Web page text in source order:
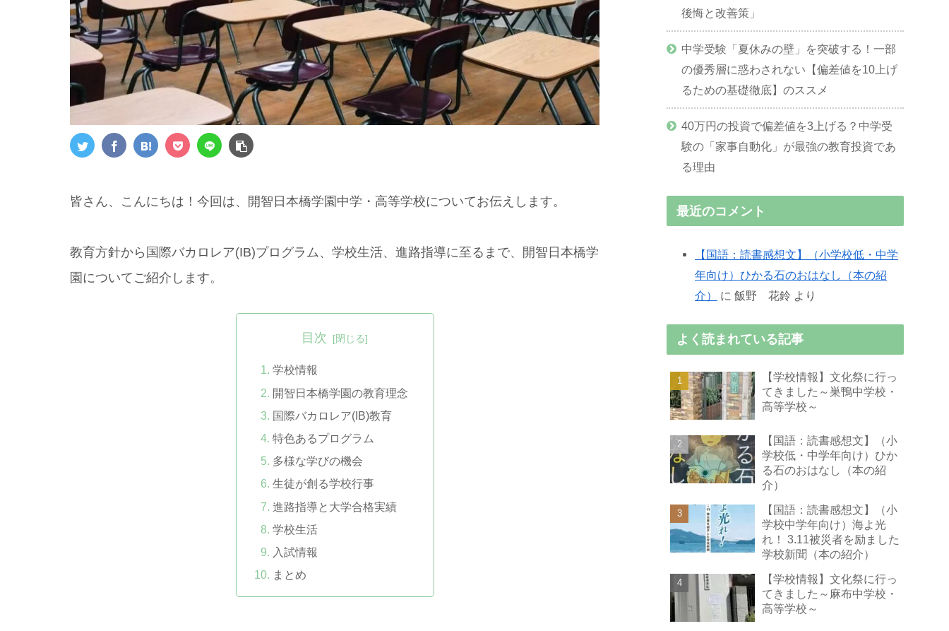
皆さん、こんにちは！今回は、開智日本橋学園中学・高等学校についてお伝えします。
教育方針から国際バカロレア(IB)プログラム、学校生活、進路指導に至るまで、開智日本橋学
園についてご紹介します。
目次
学校情報
開智日本橋学園の教育理念
国際バカロレア(IB)教育
特色あるプログラム
多様な学びの機会
生徒が創る学校行事
進路指導と大学合格実績
学校生活
入試情報
まとめ
後悔と改善策」
中学受験「夏休みの壁」を突破する！一部
の優秀層に惑わされない【偏差値を10上げ
るための基礎徹底】のススメ
40万円の投資で偏差値を3上げる？中学受
験の「家事自動化」が最強の教育投資であ
る理由
最近のコメント
【国語：読書感想文】（小学校低・中学
年向け）ひかる石のおはなし（本の紹
介）
に 飯野 花鈴 より
よく読まれている記事
【学校情報】文化祭に行っ
てきました～巣鴨中学校・
高等学校～
【国語：読書感想文】（小
学校低・中学年向け）ひか
る石のおはなし（本の紹
介）
【国語：読書感想文】（小
学校中学年向け）海よ光
れ！ 3.11被災者を励ました
学校新聞（本の紹介）
【学校情報】文化祭に行っ
てきました～麻布中学校・
高等学校～